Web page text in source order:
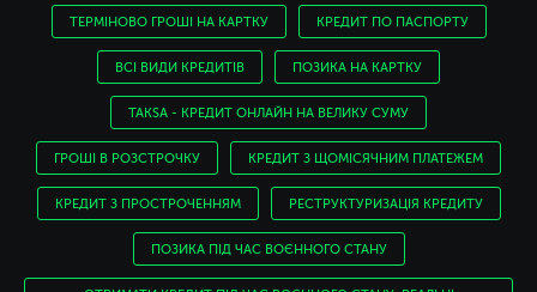
ТЕРМІНОВО ГРОШІ НА КАРТКУ КРЕДИТ ПО ПАСПОРТУ
ВСІ ВИДИ КРЕДИТІВ ПОЗИКА НА КАРТКУ
TAKSA - КРЕДИТ ОНЛАЙН НА ВЕЛИКУ СУМУ
ГРОШІ В РОЗСТРОЧКУ КРЕДИТ З ЩОМІСЯЧНИМ ПЛАТЕЖЕМ
КРЕДИТ З ПРОСТРОЧЕННЯМ РЕСТРУКТУРИЗАЦІЯ КРЕДИТУ
ПОЗИКА ПІД ЧАС ВОЄННОГО СТАНУ